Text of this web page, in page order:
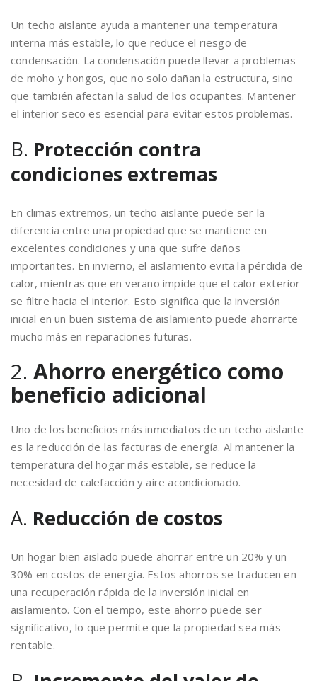
Un techo aislante ayuda a mantener una temperatura
interna más estable, lo que reduce el riesgo de
condensación. La condensación puede llevar a problemas
de moho y hongos, que no solo dañan la estructura, sino
que también afectan la salud de los ocupantes. Mantener
el interior seco es esencial para evitar estos problemas.
B. Protección contra
condiciones extremas
En climas extremos, un techo aislante puede ser la
diferencia entre una propiedad que se mantiene en
excelentes condiciones y una que sufre daños
importantes. En invierno, el aislamiento evita la pérdida de
calor, mientras que en verano impide que el calor exterior
se filtre hacia el interior. Esto significa que la inversión
inicial en un buen sistema de aislamiento puede ahorrarte
mucho más en reparaciones futuras.
2. Ahorro energético como
beneficio adicional
Uno de los beneficios más inmediatos de un techo aislante
es la reducción de las facturas de energía. Al mantener la
temperatura del hogar más estable, se reduce la
necesidad de calefacción y aire acondicionado.
A. Reducción de costos
Un hogar bien aislado puede ahorrar entre un 20% y un
30% en costos de energía. Estos ahorros se traducen en
una recuperación rápida de la inversión inicial en
aislamiento. Con el tiempo, este ahorro puede ser
significativo, lo que permite que la propiedad sea más
rentable.